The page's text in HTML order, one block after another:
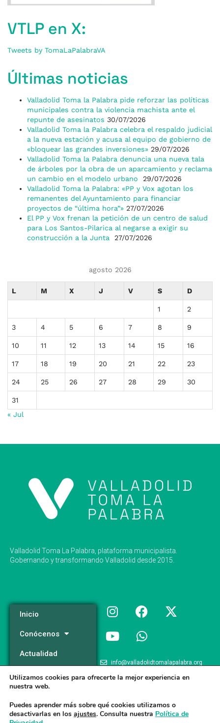
VTLP en X:
Tweets by TomaLaPalabraVA
Últimas noticias
Valladolid Toma la Palabra pide reforzar las políticas
municipales contra la violencia machista ante el
repunte de asesinatos 30/07/2026
Valladolid Toma la Palabra celebra el respaldo judicial
a la nueva estación y acusa al equipo de gobierno de
«bloquear las grandes inversiones» 29/07/2026
Valladolid Toma la Palabra denuncia una nueva tala
de árboles por la obra de un aparcamiento y reclama
un cambio en el modelo urbano
29/07/2026
Valladolid Toma la Palabra: «PP y Vox agotan los
remanentes del Ayuntamiento para financiar
proyectos de “última hora”» 27/07/2026
El PP y Vox frenan la petición de un centro de salud
para Los Santos-Pilarica al negarse a exigir su
construcción a la Junta
27/07/2026
agosto 2026
L M X J V S D
1 2
3 4 5 6 7 8 9
10 11 12 13 14 15 16
17 18 19 20 21 22 23
24 25 26 27 28 29 30
31
« Jul
Valladolid Toma La Palabra, plataforma municipalista.
Gobernando y transformando Valladolid desde 2015.
Inicio
Conócenos
Actualidad
Programa
info@valladolidtomalapalabra.org
+34 983 426 124
Utilizamos cookies para ofrecerte la mejor experiencia en
nuestra web.
Puedes aprender más sobre qué cookies utilizamos o
desactivarlas en los ajustes. Consulta nuestra Política de